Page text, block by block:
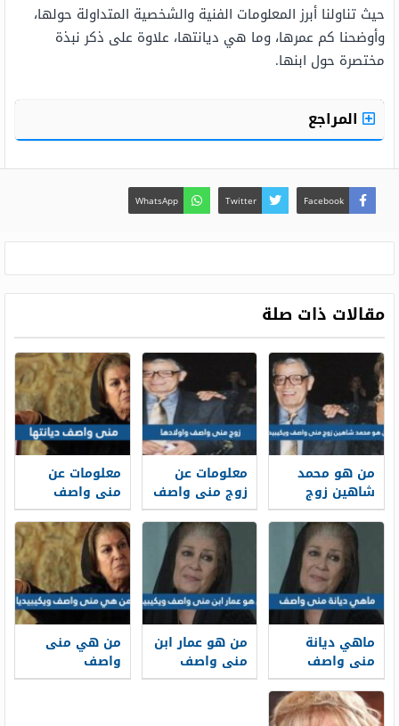
حيث تناولنا أبرز المعلومات الفنية والشخصية المتداولة حولها،
وأوضحنا كم عمرها، وما هي ديانتها، علاوة على ذكر نبذة
مختصرة حول ابنها.
المراجع
Facebook
Twitter
WhatsApp
مقالات ذات صلة
من هو محمد
شاهين زوج
منى واصف
ويكيبيديا
معلومات عن
زوج منى واصف
واولادها
معلومات عن
منى واصف
ديانتها وعمرها
ماهي ديانة
منى واصف
من هو عمار ابن
منى واصف
ويكيبيديا
من هي منى
واصف
ويكيبيديا